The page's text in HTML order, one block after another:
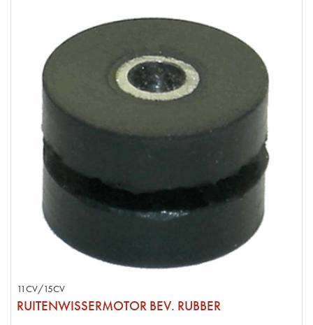
11CV/15CV
RUITENWISSERMOTOR BEV. RUBBER